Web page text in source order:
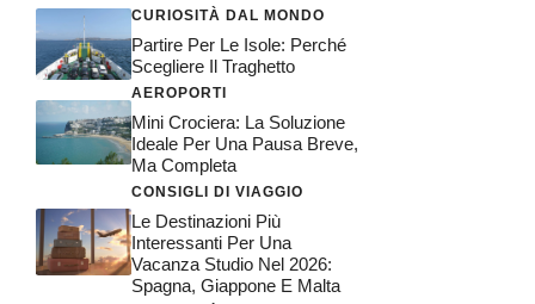
CURIOSITÀ DAL MONDO
Partire Per Le Isole: Perché
Scegliere Il Traghetto
AEROPORTI
Mini Crociera: La Soluzione
Ideale Per Una Pausa Breve,
Ma Completa
CONSIGLI DI VIAGGIO
Le Destinazioni Più
Interessanti Per Una
Vacanza Studio Nel 2026:
Spagna, Giappone E Malta